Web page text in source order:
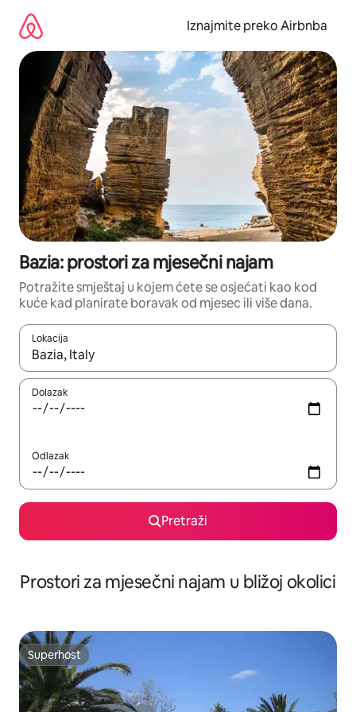
sadržaj
Iznajmite preko Airbnba
Bazia: prostori za mjesečni najam
Potražite smještaj u kojem ćete se osjećati kao kod
kuće kad planirate boravak od mjesec ili više dana.
Lokacija
Kada budu dostupni rezultati, moći ćete ih pregledati
Dolazak
Odlazak
Pretraži
Prostori za mjesečni najam u bližoj okolici
Superhost
Superhost